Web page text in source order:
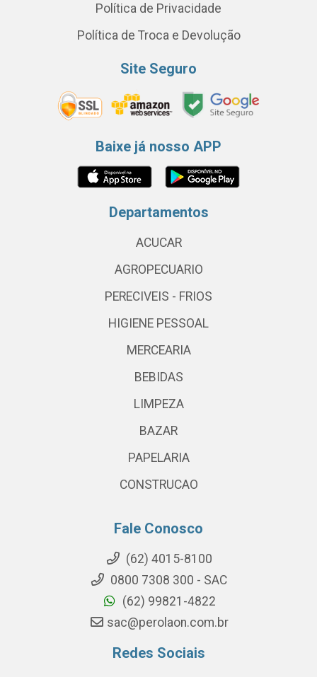
Política de Privacidade
Política de Troca e Devolução
Site Seguro
Baixe já nosso APP
Departamentos
ACUCAR
AGROPECUARIO
PERECIVEIS - FRIOS
HIGIENE PESSOAL
MERCEARIA
BEBIDAS
LIMPEZA
BAZAR
PAPELARIA
CONSTRUCAO
Fale Conosco
(62) 4015-8100
0800 7308 300 - SAC
(62) 99821-4822
sac@perolaon.com.br
Redes Sociais